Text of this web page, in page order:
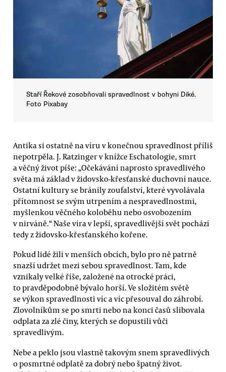
Staří Řekové zosobňovali spravedlnost v bohyni Diké.
Foto Pixabay
Antika si ostatně na víru v konečnou spravedlnost příliš
nepotrpěla. J. Ratzinger v knížce Eschatologie, smrt
a věčný život píše: „Očekávání naprosto spravedlivého
světa má základ v židovsko-křesťanské duchovní nauce.
Ostatní kultury se bránily zoufalství, které vyvolávala
přítomnost se svým utrpením a nespravedlnostmi,
myšlenkou věčného koloběhu nebo osvobozením
v nirváně.“ Naše víra v lepší, spravedlivější svět pochází
tedy z židovsko-křesťanského kořene.
Pokud lidé žili v menších obcích, bylo pro ně patrně
snazší udržet mezi sebou spravedlnost. Tam, kde
vznikaly velké říše, založené na otrocké práci,
to pravděpodobně bývalo horší. Ve složitém světě
se výkon spravedlnosti víc a víc přesouval do záhrobí.
Zlovolníkům se po smrti nebo na konci časů slibovala
odplata za zlé činy, kterých se dopustili vůči
spravedlivým.
Nebe a peklo jsou vlastně takovým snem spravedlivých
o posmrtné odplatě za dobrý nebo špatný život.